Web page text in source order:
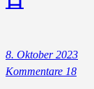
8. Oktober 2023
Kommentare 18